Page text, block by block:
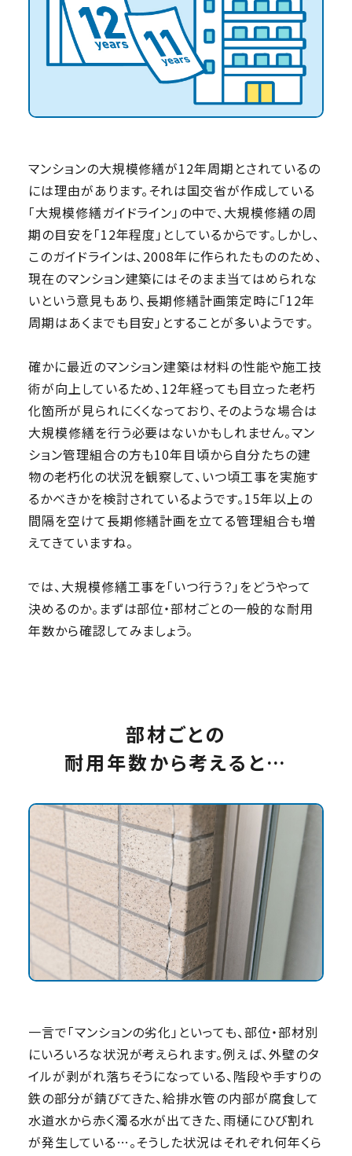
マンションの大規模修繕が12年周期とされているの
には理由があります。それは国交省が作成している
「大規模修繕ガイドライン」の中で、大規模修繕の周
期の目安を「12年程度」としているからです。しかし、
このガイドラインは、2008年に作られたもののため、
現在のマンション建築にはそのまま当てはめられな
いという意見もあり、長期修繕計画策定時に「12年
周期はあくまでも目安」とすることが多いようです。
確かに最近のマンション建築は材料の性能や施工技
術が向上しているため、12年経っても目立った老朽
化箇所が見られにくくなっており、そのような場合は
大規模修繕を行う必要はないかもしれません。マン
ション管理組合の方も10年目頃から自分たちの建
物の老朽化の状況を観察して、いつ頃工事を実施す
るかべきかを検討されているようです。15年以上の
間隔を空けて長期修繕計画を立てる管理組合も増
えてきていますね。
では、大規模修繕工事を「いつ行う？」をどうやって
決めるのか。まずは部位・部材ごとの一般的な耐用
年数から確認してみましょう。
部材ごとの
耐用年数から考えると…
一言で「マンションの劣化」といっても、部位・部材別
にいろいろな状況が考えられます。例えば、外壁のタ
イルが剥がれ落ちそうになっている、階段や手すりの
鉄の部分が錆びてきた、給排水管の内部が腐食して
水道水から赤く濁る水が出てきた、雨樋にひび割れ
が発生している…。そうした状況はそれぞれ何年くら